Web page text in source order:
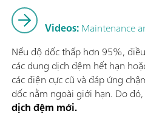
Videos:Maintenance
Nếu độ dốc thấp hơn 95%,
các dung dịch đệm hết hạn
các điện cực cũ và đáp ứng
dốc nằm ngoài giới hạn. Do đó,
dịch đệm mới.